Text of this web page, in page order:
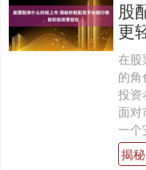
股
更
在股
的角
投资
面对
一个
揭秘